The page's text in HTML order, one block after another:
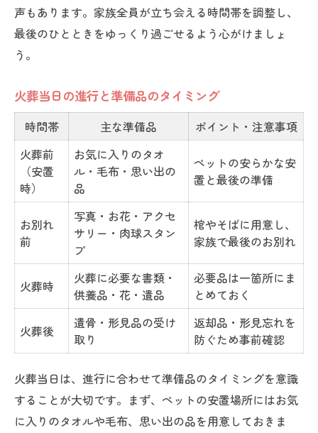
声もあります。家族全員が立ち会える時間帯を調整し、
最後のひとときをゆっくり過ごせるよう心がけましょ
う。
火葬当日の進行と準備品のタイミング
時間帯 主な準備品
ポイント・注意事項
火葬前
（安置
時）
お気に入りのタオ
ル・毛布・思い出の
品
ペットの安らかな安
置と最後の準備
お別れ
前
写真・お花・アクセ
サリー・肉球スタン
プ
棺やそばに用意し、
家族で最後のお別れ
火葬時
火葬に必要な書類・
供養品・花・遺品
必要品は一箇所にま
とめておく
火葬後
遺骨・形見品の受け
取り
返却品・形見忘れを
防ぐため事前確認
火葬当日は、進行に合わせて準備品のタイミングを意識
することが大切です。まず、ペットの安置場所にはお気
に入りのタオルや毛布、思い出の品を用意しておきま